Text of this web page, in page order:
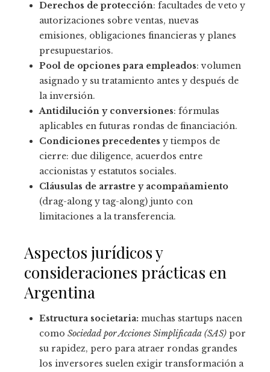
Derechos de protección: facultades de veto y
autorizaciones sobre ventas, nuevas
emisiones, obligaciones financieras y planes
presupuestarios.
Pool de opciones para empleados: volumen
asignado y su tratamiento antes y después de
la inversión.
Antidilución y conversiones: fórmulas
aplicables en futuras rondas de financiación.
Condiciones precedentes y tiempos de
cierre: due diligence, acuerdos entre
accionistas y estatutos sociales.
Cláusulas de arrastre y acompañamiento
(drag-along y tag-along) junto con
limitaciones a la transferencia.
Aspectos jurídicos y
consideraciones prácticas en
Argentina
Estructura societaria: muchas startups nacen
como Sociedad por Acciones Simplificada (SAS) por
su rapidez, pero para atraer rondas grandes
los inversores suelen exigir transformación a